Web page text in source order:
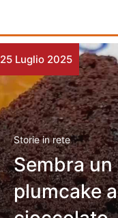
25 Luglio 2025
Storie in rete
Sembra
plumcake